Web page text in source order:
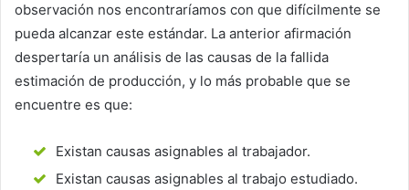
observación nos encontraríamos con que difícilmente se
pueda alcanzar este estándar. La anterior afirmación
despertaría un análisis de las causas de la fallida
estimación de producción, y lo más probable que se
encuentre es que:
Existan causas asignables al trabajador.
Existan causas asignables al trabajo estudiado.